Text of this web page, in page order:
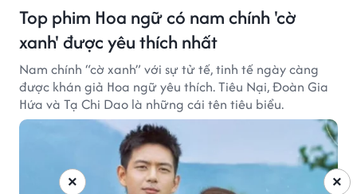
Top phim Hoa ngữ có nam chính 'cờ
xanh' được yêu thích nhất
Nam chính “cờ xanh” với sự tử tế, tinh tế ngày càng
được khán giả Hoa ngữ yêu thích. Tiêu Nại, Đoàn Gia
Hứa và Tạ Chi Dao là những cái tên tiêu biểu.
×
×